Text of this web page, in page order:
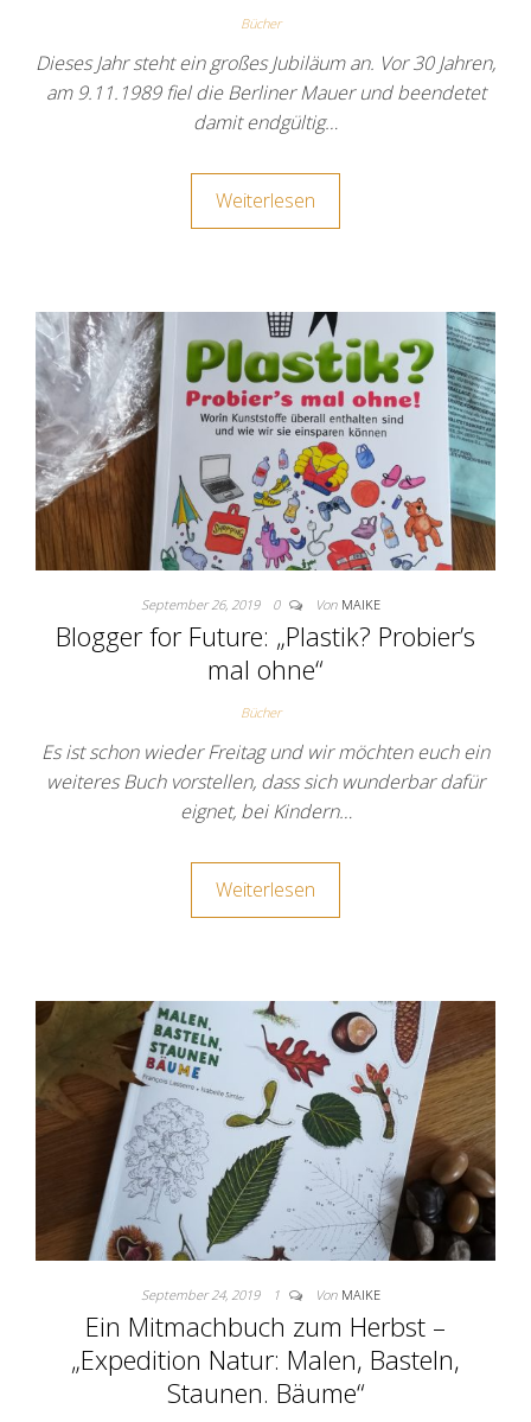
Bücher
Dieses Jahr steht ein großes Jubiläum an. Vor 30 Jahren,
am 9.11.1989 fiel die Berliner Mauer und beendetet
damit endgültig…
Weiterlesen
September 26, 2019 0 Von MAIKE
Blogger for Future: „Plastik? Probier’s
mal ohne“
Bücher
Es ist schon wieder Freitag und wir möchten euch ein
weiteres Buch vorstellen, dass sich wunderbar dafür
eignet, bei Kindern…
Weiterlesen
September 24, 2019 1 Von MAIKE
Ein Mitmachbuch zum Herbst –
„Expedition Natur: Malen, Basteln,
Staunen. Bäume“